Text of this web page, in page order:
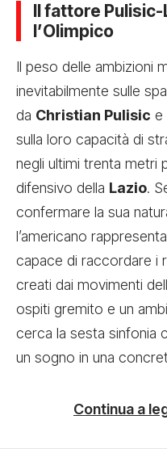
Il fattore
l’Olimpico
Il peso delle ambizioni
inevitabilmente sulle
da Christian Pulisic e
sulla loro capacità di
negli ultimi trenta metri
difensivo della Lazio.
confermare la sua
l’americano
capace di raccordare i
creati dai movimenti
ospiti gremito e un
cerca la sesta sinfonia
un sogno in una
Continua a